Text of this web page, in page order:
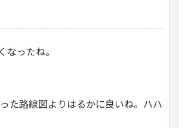
なったね。
た路線図よりはるかに良いね。ハハ